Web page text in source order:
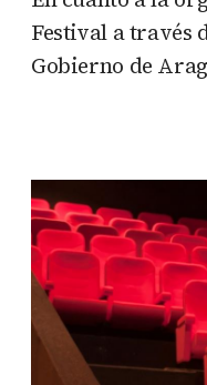
Festival a través
Gobierno de